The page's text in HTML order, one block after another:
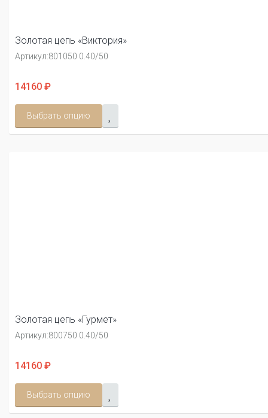
Золотая цепь «Виктория»
Артикул:801050 0.40/50
14160 ₽
Выбрать опцию
Золотая цепь «Гурмет»
Артикул:800750 0.40/50
14160 ₽
Выбрать опцию